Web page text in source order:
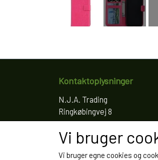
Kontaktoplysninger
N.J.A. Trading
Ringkøbingvej 8
4200 Slagelse
Telefon: 61766797
CVR: 35022155
Vi bruger
Vi bruger egne cookies og